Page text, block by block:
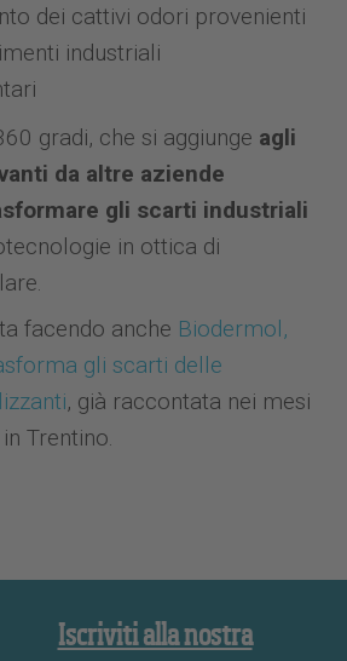
dei cattivi odori provenienti
industriali
gradi, che si aggiunge agli
da altre aziende
gli scarti industriali
in ottica di
facendo anche Biodermol,
gli scarti delle
, già raccontata nei mesi
Trentino.
Iscriviti alla nostra